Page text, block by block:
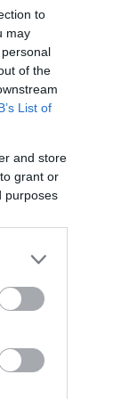
to
may
of the
List of
and store
grant or
purposes